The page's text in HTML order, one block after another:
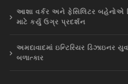
આશા વર્કર અને ફેસિલિટર બહેનોએ
માટે કર્યુ ઉગ્ર પ્રદર્શન
અમદાવાદમાં ઇન્ટિરિયર ડિઝાઇનર
બળાત્કાર